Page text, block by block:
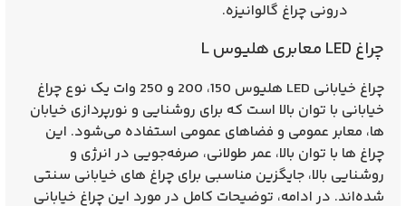
درونی چراغ گالوانیزه.
چراغ LED معابری هلیوس L
چراغ خیابانی LED هلیوس 150، 200 و 250 وات یک نوع چراغ
خیابانی با توان بالا است که برای روشنایی و نورپردازی خیابان‌
ها، معابر عمومی و فضاهای عمومی استفاده می‌شود. این
چراغ‌ ها با توان بالا، عمر طولانی، صرفه‌جویی در انرژی و
روشنایی بالا، جایگزین مناسبی برای چراغ‌ های خیابانی سنتی
شده‌اند. در ادامه، توضیحات کامل در مورد این چراغ خیابانی